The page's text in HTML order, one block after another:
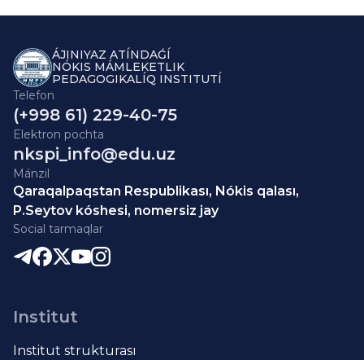
ÁJINIYAZ ATÍNDAǴÍ
NÓKIS MÁMLEKETLIK
PEDAGOGIKALÍQ INSTITUTÍ
Telefon
(+998 61) 229-40-75
Elektron pochta
nkspi_info@edu.uz
Mánzil
Qaraqalpaqstan Respublikası, Nókis qalası,
P.Seytov kóshesi, nomersiz jay
Social tarmaqlar
Institut
Institut strukturası